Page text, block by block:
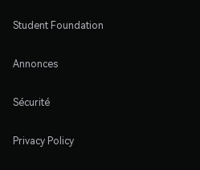
Student Foundation
Annonces
Sécurité
Privacy Policy